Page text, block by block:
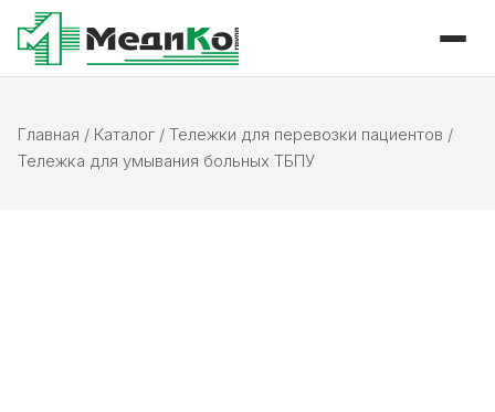
Главная / Каталог / Тележки для перевозки пациентов /
Тележка для умывания больных ТБПУ